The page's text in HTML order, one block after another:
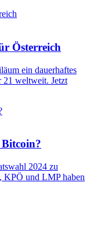
Österreich
ein dauerhaftes
21 weltweit. Jetzt
2024 zu
KPÖ und LMP haben